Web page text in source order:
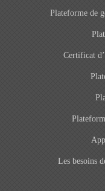
Plateforme de
Certificat
Les besoins